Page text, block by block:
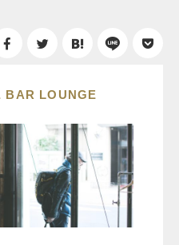
BAR LOUNGE